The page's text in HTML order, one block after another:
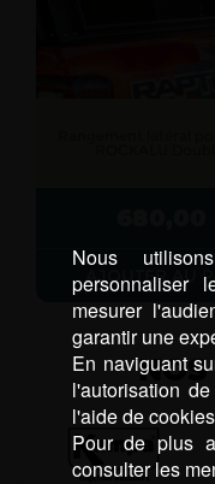
AJOUTER AU
Nous
personnaliser
mesurer
garantir une
En naviguant
l'autorisation
l'aide de
Pour de plus
consulter les